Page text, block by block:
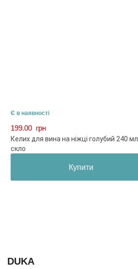
Є в наявності
199.00 грн
Келих для вина на ніжці голубий 240 мл
скло
Купити
DUKA